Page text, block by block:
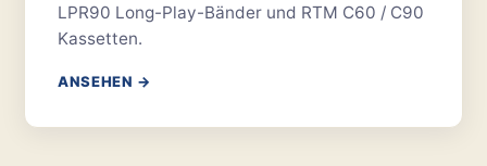
LPR90 Long-Play-Bänder und RTM C60 / C90
Kassetten.
ANSEHEN →